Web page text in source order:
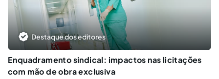
Destaque dos editores
Enquadramento sindical: impactos nas licitações
com mão de obra exclusiva